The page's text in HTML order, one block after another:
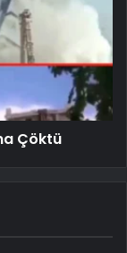
Çöktü